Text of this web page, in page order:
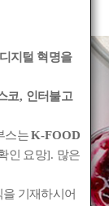
디지털 혁명을
코, 인터불고
스는K-FOOD
인 요망]. 많은
기재하시어